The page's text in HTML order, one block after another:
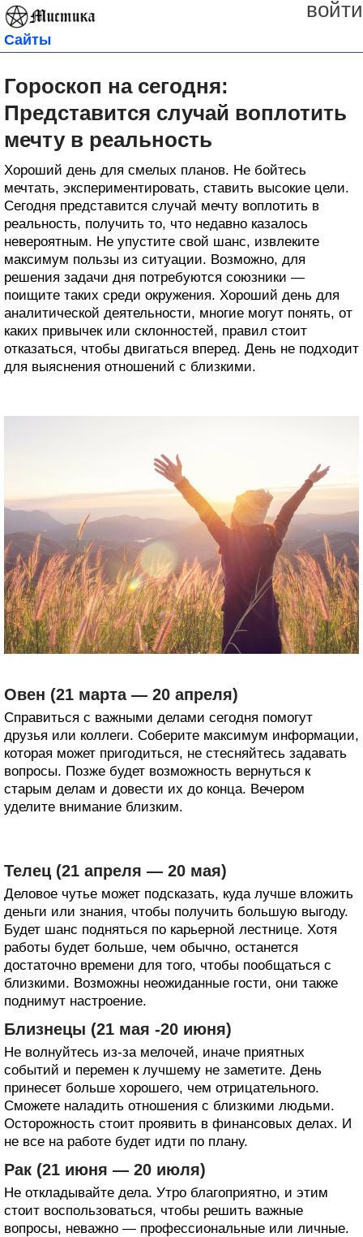
войти
Сайты
Гороскоп на сегодня:
Представится случай воплотить
мечту в реальность
Хороший день для смелых планов. Не бойтесь
мечтать, экспериментировать, ставить высокие цели.
Сегодня представится случай мечту воплотить в
реальность, получить то, что недавно казалось
невероятным. Не упустите свой шанс, извлеките
максимум пользы из ситуации. Возможно, для
решения задачи дня потребуются союзники —
поищите таких среди окружения. Хороший день для
аналитической деятельности, многие могут понять, от
каких привычек или склонностей, правил стоит
отказаться, чтобы двигаться вперед. День не подходит
для выяснения отношений с близкими.
Овен (21 марта — 20 апреля)
Справиться с важными делами сегодня помогут
друзья или коллеги. Соберите максимум информации,
которая может пригодиться, не стесняйтесь задавать
вопросы. Позже будет возможность вернуться к
старым делам и довести их до конца. Вечером
уделите внимание близким.
Телец (21 апреля — 20 мая)
Деловое чутье может подсказать, куда лучше вложить
деньги или знания, чтобы получить большую выгоду.
Будет шанс подняться по карьерной лестнице. Хотя
работы будет больше, чем обычно, останется
достаточно времени для того, чтобы пообщаться с
близкими. Возможны неожиданные гости, они также
поднимут настроение.
Близнецы (21 мая -20 июня)
Не волнуйтесь из-за мелочей, иначе приятных
событий и перемен к лучшему не заметите. День
принесет больше хорошего, чем отрицательного.
Сможете наладить отношения с близкими людьми.
Осторожность стоит проявить в финансовых делах. И
не все на работе будет идти по плану.
Рак (21 июня — 20 июля)
Не откладывайте дела. Утро благоприятно, и этим
стоит воспользоваться, чтобы решить важные
вопросы, неважно — профессиональные или личные.